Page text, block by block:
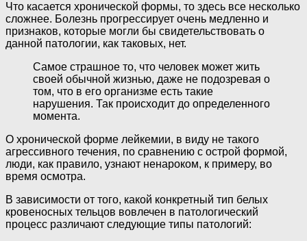
Что касается хронической формы, то здесь все несколько
сложнее. Болезнь прогрессирует очень медленно и
признаков, которые могли бы свидетельствовать о
данной патологии, как таковых, нет.
Самое страшное то, что человек может жить
своей обычной жизнью, даже не подозревая о
том, что в его организме есть такие
нарушения. Так происходит до определенного
момента.
О хронической форме лейкемии, в виду не такого
агрессивного течения, по сравнению с острой формой,
люди, как правило, узнают ненароком, к примеру, во
время осмотра.
В зависимости от того, какой конкретный тип белых
кровеносных тельцов вовлечен в патологический
процесс различают следующие типы патологий: